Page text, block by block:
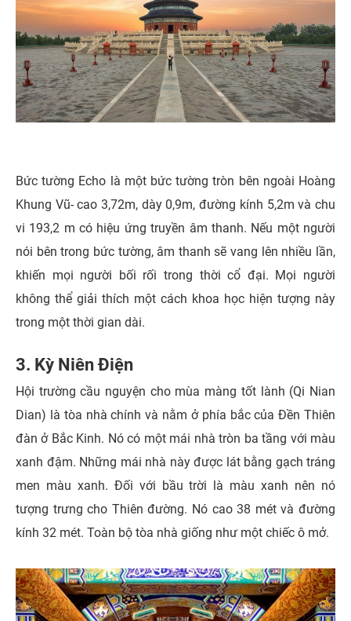
Bức tường Echo là một bức tường tròn bên ngoài Hoàng
Khung Vũ- cao 3,72m, dày 0,9m, đường kính 5,2m và chu
vi 193,2 m có hiệu ứng truyền âm thanh. Nếu một người
nói bên trong bức tường, âm thanh sẽ vang lên nhiều lần,
khiến mọi người bối rối trong thời cổ đại. Mọi người
không thể giải thích một cách khoa học hiện tượng này
trong một thời gian dài.
3. Kỳ Niên Điện
Hội trường cầu nguyện cho mùa màng tốt lành (Qi Nian
Dian) là tòa nhà chính và nằm ở phía bắc của Đền Thiên
đàn ở Bắc Kinh. Nó có một mái nhà tròn ba tầng với màu
xanh đậm. Những mái nhà này được lát bằng gạch tráng
men màu xanh. Đối với bầu trời là màu xanh nên nó
tượng trưng cho Thiên đường. Nó cao 38 mét và đường
kính 32 mét. Toàn bộ tòa nhà giống như một chiếc ô mở.